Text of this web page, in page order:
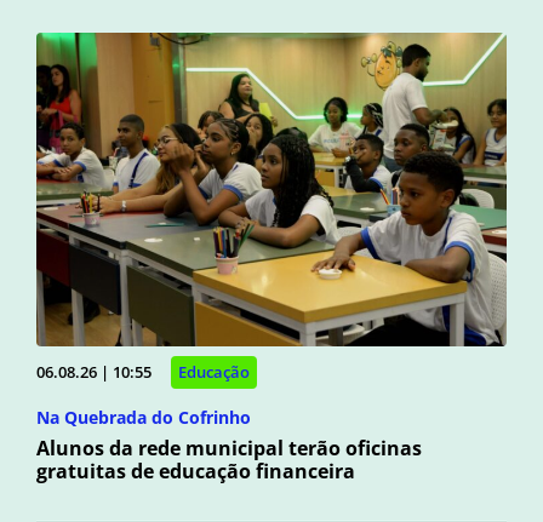
06.08.26 | 10:55 Educação
Na Quebrada do Cofrinho
Alunos da rede municipal terão oficinas
gratuitas de educação financeira